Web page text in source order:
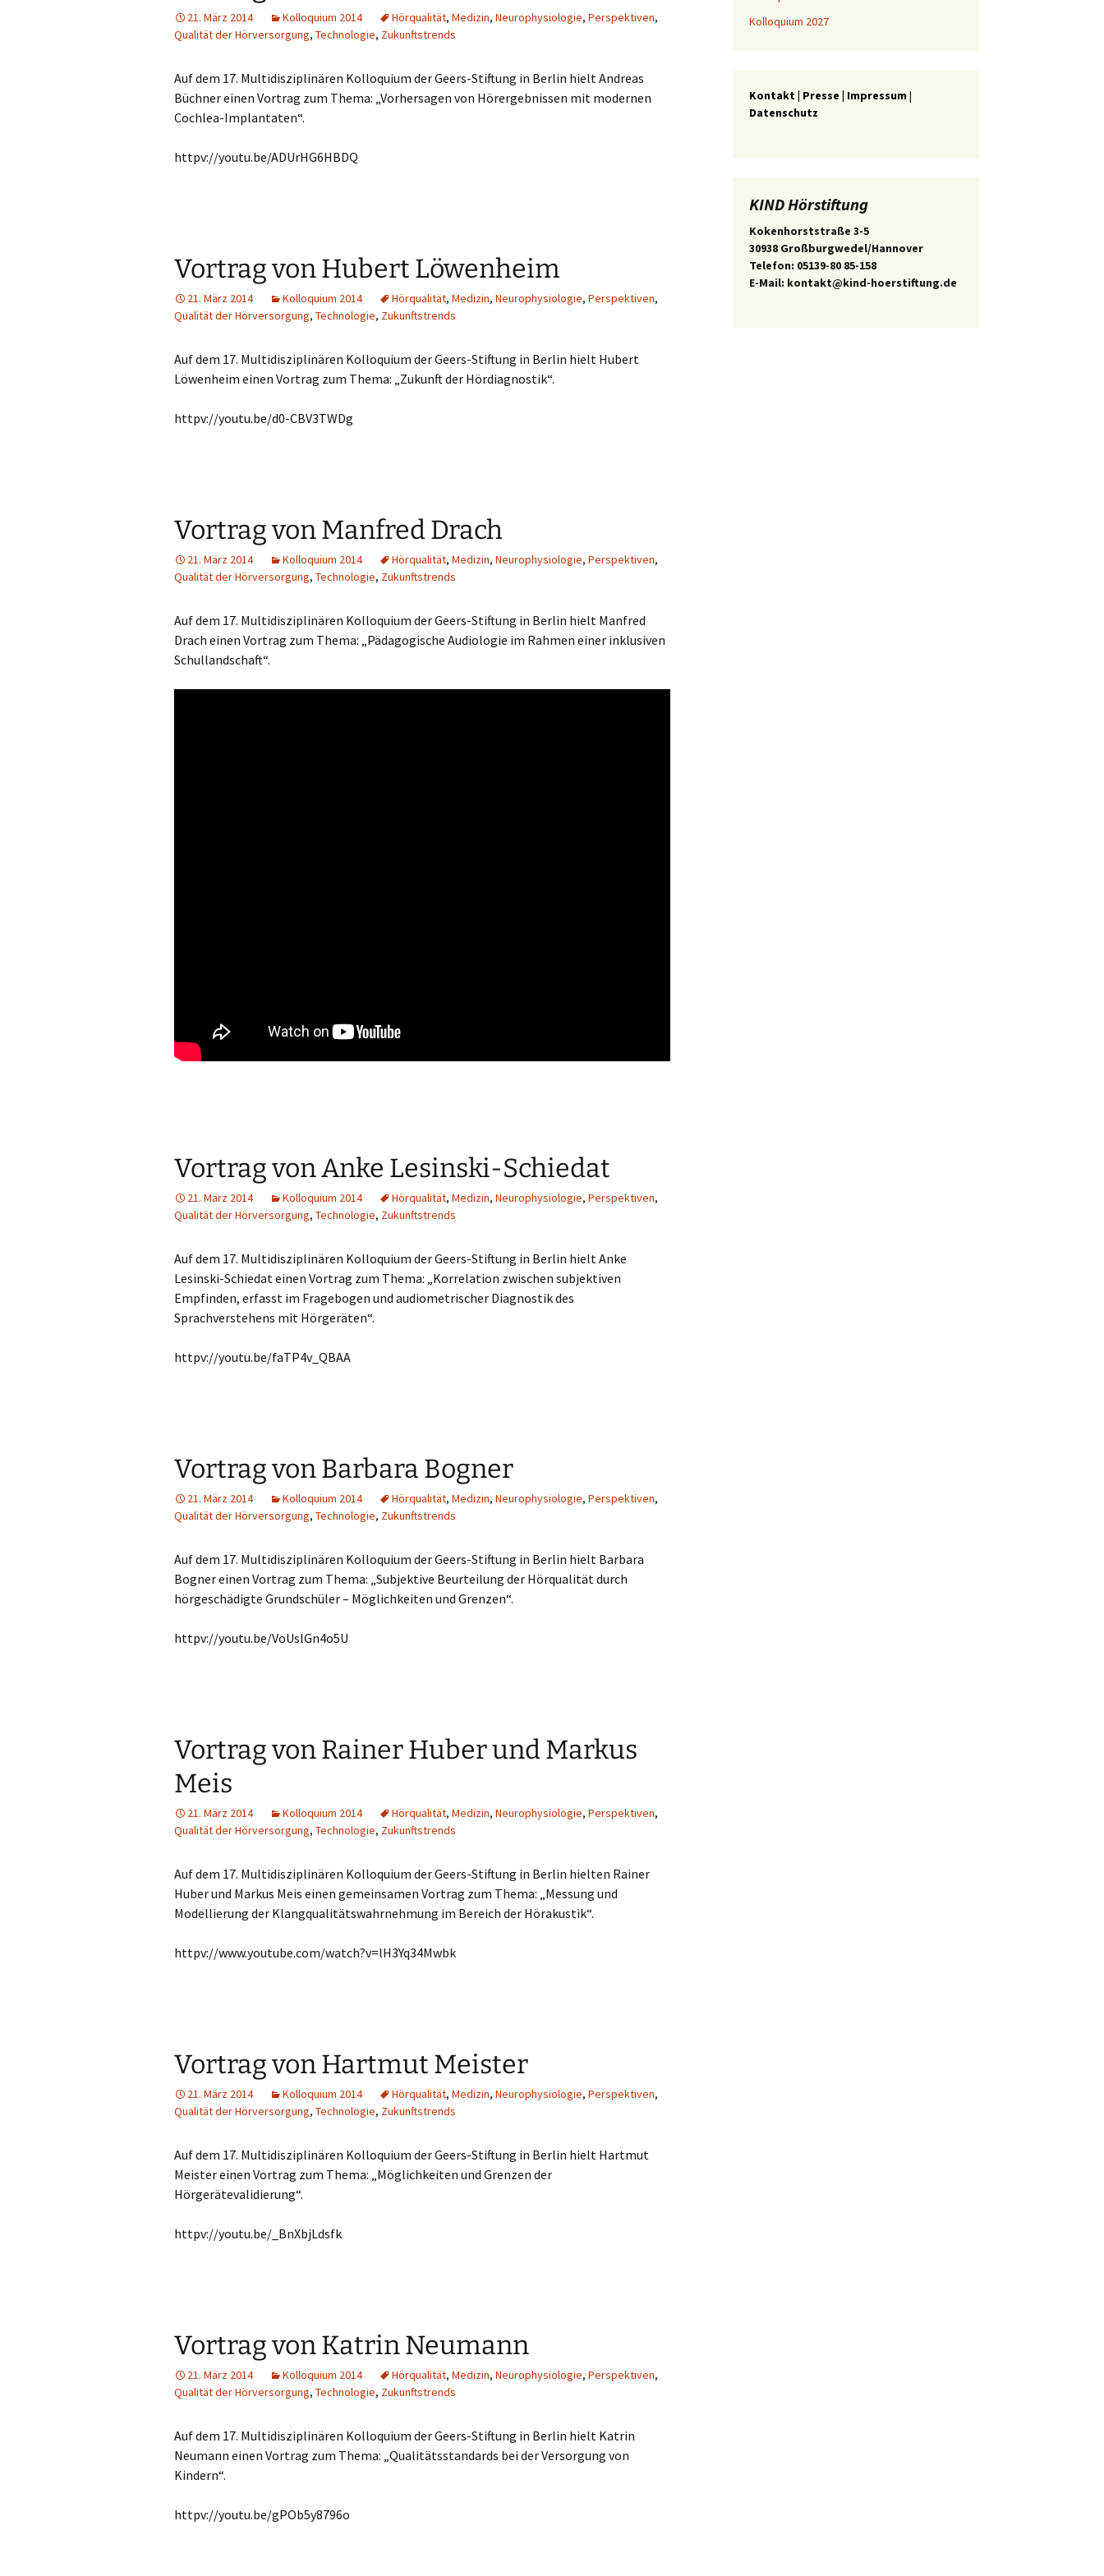
21. März 2014 Kolloquium 2014 Hörqualität, Medizin, Neurophysiologie, Perspektiven,
Qualität der Hörversorgung, Technologie, Zukunftstrends
Auf dem 17. Multidisziplinären Kolloquium der Geers-Stiftung in Berlin hielt Andreas
Büchner einen Vortrag zum Thema: „Vorhersagen von Hörergebnissen mit modernen
Cochlea-Implantaten“.
httpv://youtu.be/ADUrHG6HBDQ
Vortrag von Hubert Löwenheim
21. März 2014 Kolloquium 2014 Hörqualität, Medizin, Neurophysiologie, Perspektiven,
Qualität der Hörversorgung, Technologie, Zukunftstrends
Auf dem 17. Multidisziplinären Kolloquium der Geers-Stiftung in Berlin hielt Hubert
Löwenheim einen Vortrag zum Thema: „Zukunft der Hördiagnostik“.
httpv://youtu.be/d0-CBV3TWDg
Vortrag von Manfred Drach
21. März 2014 Kolloquium 2014 Hörqualität, Medizin, Neurophysiologie, Perspektiven,
Qualität der Hörversorgung, Technologie, Zukunftstrends
Auf dem 17. Multidisziplinären Kolloquium der Geers-Stiftung in Berlin hielt Manfred
Drach einen Vortrag zum Thema: „Pädagogische Audiologie im Rahmen einer inklusiven
Schullandschaft“.
Vortrag von Anke Lesinski-Schiedat
21. März 2014 Kolloquium 2014 Hörqualität, Medizin, Neurophysiologie, Perspektiven,
Qualität der Hörversorgung, Technologie, Zukunftstrends
Auf dem 17. Multidisziplinären Kolloquium der Geers-Stiftung in Berlin hielt Anke
Lesinski-Schiedat einen Vortrag zum Thema: „Korrelation zwischen subjektiven
Empfinden, erfasst im Fragebogen und audiometrischer Diagnostik des
Sprachverstehens mit Hörgeräten“.
httpv://youtu.be/faTP4v_QBAA
Vortrag von Barbara Bogner
21. März 2014 Kolloquium 2014 Hörqualität, Medizin, Neurophysiologie, Perspektiven,
Qualität der Hörversorgung, Technologie, Zukunftstrends
Auf dem 17. Multidisziplinären Kolloquium der Geers-Stiftung in Berlin hielt Barbara
Bogner einen Vortrag zum Thema: „Subjektive Beurteilung der Hörqualität durch
hörgeschädigte Grundschüler – Möglichkeiten und Grenzen“.
httpv://youtu.be/VoUslGn4o5U
Vortrag von Rainer Huber und Markus
Meis
21. März 2014 Kolloquium 2014 Hörqualität, Medizin, Neurophysiologie, Perspektiven,
Qualität der Hörversorgung, Technologie, Zukunftstrends
Auf dem 17. Multidisziplinären Kolloquium der Geers-Stiftung in Berlin hielten Rainer
Huber und Markus Meis einen gemeinsamen Vortrag zum Thema: „Messung und
Modellierung der Klangqualitätswahrnehmung im Bereich der Hörakustik“.
httpv://www.youtube.com/watch?v=lH3Yq34Mwbk
Vortrag von Hartmut Meister
21. März 2014 Kolloquium 2014 Hörqualität, Medizin, Neurophysiologie, Perspektiven,
Qualität der Hörversorgung, Technologie, Zukunftstrends
Auf dem 17. Multidisziplinären Kolloquium der Geers-Stiftung in Berlin hielt Hartmut
Meister einen Vortrag zum Thema: „Möglichkeiten und Grenzen der
Hörgerätevalidierung“.
httpv://youtu.be/_BnXbjLdsfk
Vortrag von Katrin Neumann
21. März 2014 Kolloquium 2014 Hörqualität, Medizin, Neurophysiologie, Perspektiven,
Qualität der Hörversorgung, Technologie, Zukunftstrends
Auf dem 17. Multidisziplinären Kolloquium der Geers-Stiftung in Berlin hielt Katrin
Neumann einen Vortrag zum Thema: „Qualitätsstandards bei der Versorgung von
Kindern“.
httpv://youtu.be/gPOb5y8796o
Kolloquium 2027
Kontakt| Presse | Impressum|
Datenschutz
KIND Hörstiftung
Kokenhorststraße 3-5
30938 Großburgwedel/Hannover
Telefon: 05139-80 85-158
E-Mail: kontakt@kind-hoerstiftung.de